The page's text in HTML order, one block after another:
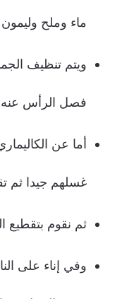
ماء وملح
ويتم تنظيف
فصل الرأس عنه
أما عن
غسلهم جيدا ثم
ثم نقوم بتقطيع
وفي إناء على